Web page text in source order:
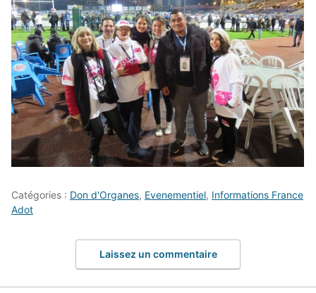
Catégories : Don d'Organes, Evenementiel, Informations France
Adot
Laissez un commentaire